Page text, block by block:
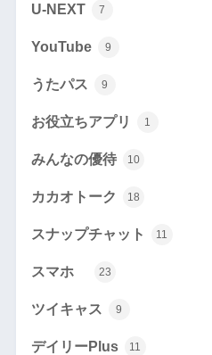
U-NEXT 7
YouTube 9
うたパス 9
お役立ちアプリ 1
みんなの優待 10
カカオトーク 18
スナップチャット 11
スマホ 23
ツイキャス 9
デイリーPlus 11